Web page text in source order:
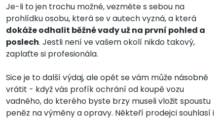
Je-li to jen trochu možné, vezměte s sebou na
prohlídku osobu, která se v autech vyzná, a která
dokáže odhalit běžné vady už na první pohled a
poslech. Jestli není ve vašem okolí nikdo takový,
zaplaťte si profesionála.
Sice je to další výdaj, ale opět se vám může násobně
vrátit - když vás profík ochrání od koupě vozu
vadného, do kterého byste brzy museli vložit spoustu
peněz na výměny a opravy. Někteří prodejci souhlasí i